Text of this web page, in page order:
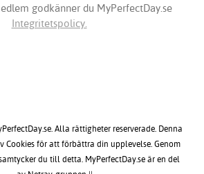
godkänner du MyPerfectDay.se
Integritetspolicy.
Alla rättigheter reserverade. Denna
Cookies för att förbättra din upplevelse. Genom
du till detta. MyPerfectDay.se är en del